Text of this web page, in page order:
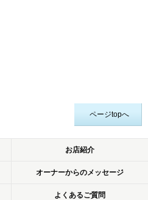
ページtopへ
お店紹介
オーナーからのメッセージ
よくあるご質問